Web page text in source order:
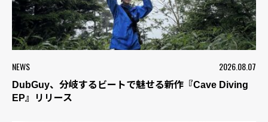
NEWS 2026.08.07
DubGuy、分岐するビートで魅せる新作『Cave Diving
EP』リリース